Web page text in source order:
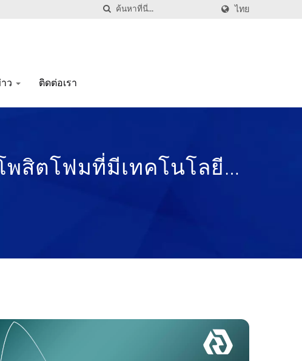
ไทย
ว ติดต่อเรา
สิตโฟมที่มีเทคโนโลยีสูง
ปี 1972 | Nam Liong